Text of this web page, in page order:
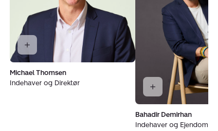
Michael Thomsen
Indehaver og Direktør
Bahadir Demirhan
Indehaver og